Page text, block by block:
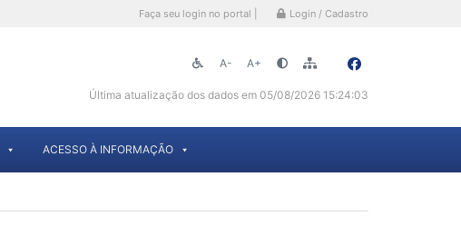
Faça seu login no portal | Login / Cadastro
A- A+
Última atualização dos dados em 05/08/2026 15:24:03
ACESSO À INFORMAÇÃO